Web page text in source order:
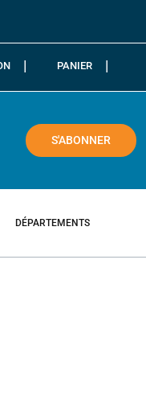
PANIER
S'ABONNER
DÉPARTEMENTS